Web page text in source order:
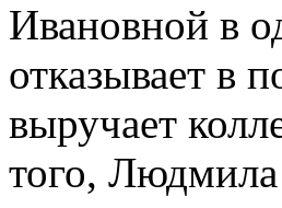
Ивановной в
отказывает в
выручает
того, Людмила